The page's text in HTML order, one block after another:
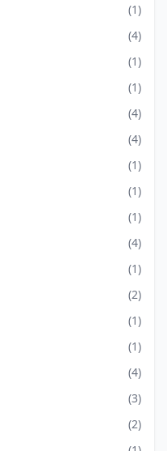
(1)
(4)
(1)
(1)
(4)
(4)
(1)
(1)
(1)
(4)
(1)
(2)
(1)
(1)
(4)
(3)
(2)